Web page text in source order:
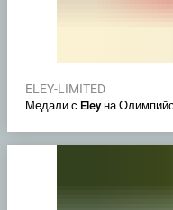
ELEY-LIMITED
Медали с Eley на